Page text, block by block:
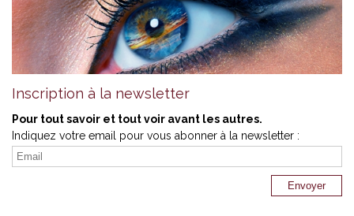
Inscription à la newsletter
Pour tout savoir et tout voir avant les autres.
Indiquez votre email pour vous abonner à la newsletter :